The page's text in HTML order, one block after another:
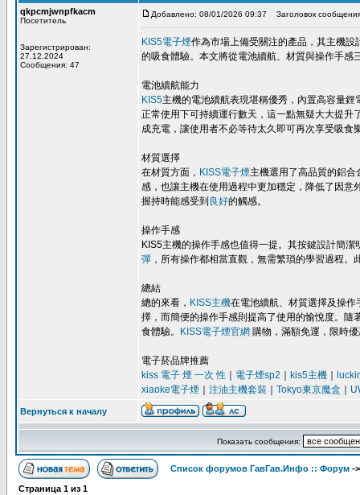
qkpcmjwnpfkacm
Посетитель
Зарегистрирован:
27.12.2024
Сообщения: 47
Добавлено: 08/01/2026 09:37 Заголовок
KIS5電子煙作為市場上備受關注的產品，其主機
的吸食體驗。本文將從電池續航、材質與操作手感
電池續航能力
KIS5主機的電池續航表現堪稱優秀，內置高容量
正常使用下可持續運行數天，這一點無疑大大提升
成充電，讓使用者不必等待太久即可再次享受吸食
材質選擇
在材質方面， KISS電子煙主機選用了高品質的鋁
感，也讓主機在使用過程中更加穩定，降低了因
握持時能感受到 良好的觸感。
操作手感
KIS5主機的操作手感也值得一提。其按鍵設計簡
彈 ，所有操作都相當直觀，無需繁瑣的學習過程
總結
總的來看， KISS主機在電池續航、材質選擇及操
擇，而簡便的操作手感則提高了使用的愉悅度。
食體驗。
KISS電子煙官網 購物，滿額免運，限時
電子菸品牌推薦
kiss 電子 煙 一次 性
電子煙sp2 kis5主機
xiaoke電子煙
注油主機套裝 Tokyo東京魔盒
Вернуться к началу
Показать сообщения:
Список форумов ГавГав.Инфо :: Форум -
Страница 1 из 1